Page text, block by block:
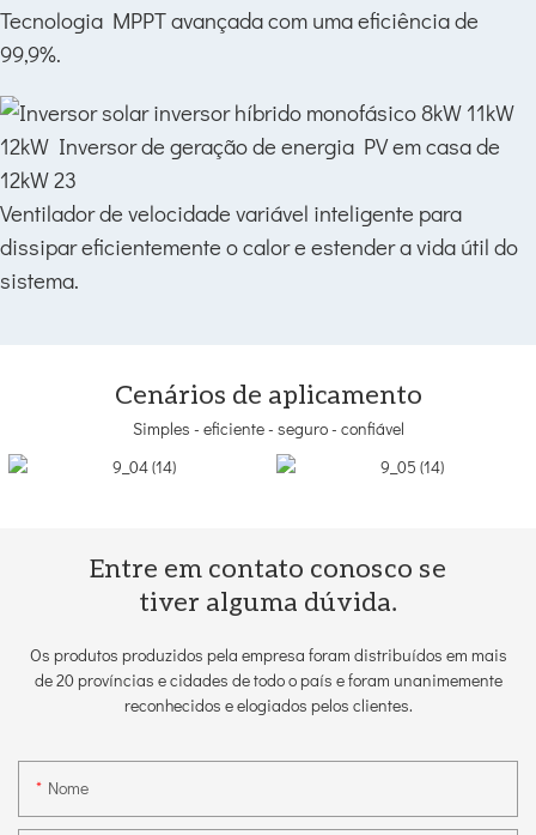
Tecnologia MPPT avançada com uma eficiência de
99,9%.
Ventilador de velocidade variável inteligente para
dissipar eficientemente o calor e estender a vida útil do
sistema.
Cenários de aplicamento
Simples - eficiente - seguro - confiável
Entre em contato conosco se
tiver alguma dúvida.
Os produtos produzidos pela empresa foram distribuídos em mais
de 20 províncias e cidades de todo o país e foram unanimemente
reconhecidos e elogiados pelos clientes.
Nome